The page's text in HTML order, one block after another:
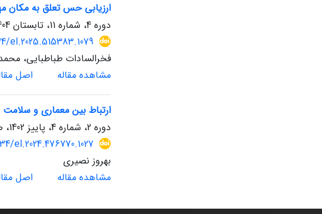
ارزیابی حس تعلق به مکان
دوره 4، شماره 11، تابستان 1404، صفحه
el.2025.515383.1079
فخرالسادات طباطبایی،
مشاهده مقاله
اصل
ارتباط بین معماری و
دوره 2، شماره 4، پاییز 1402، صفحه
el.2024.476770.1027
بهروز نصیری
مشاهده مقاله
اصل